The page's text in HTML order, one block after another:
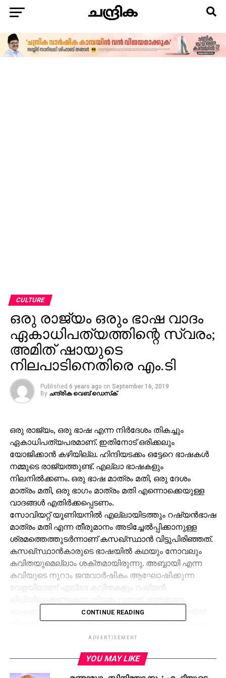
CULTURE
ഒരു രാജ്യം ഒരും ഭാഷ വാദം
ഏകാധിപത്യത്തിന്റെ സ്വരം;
അമിത് ഷായുടെ
നിലപാടിനെതിരെ എം.ടി
Published 6 years ago on September 16, 2019
By ചന്ദ്രിക വെബ് ഡെസ്‌ക്‌
ഒരു രാജ്യം, ഒരു ഭാഷ എന്ന നിർദേശം തികച്ചും
ഏകാധിപത്യപരമാണ്. ഇതിനോട് ഒരിക്കലും
യോജിക്കാൻ കഴിയില്ല. ഹിന്ദിയടക്കം ഒട്ടേറെ ഭാഷകൾ
നമ്മുടെ രാജ്യത്തുണ്ട്. എല്ലാ ഭാഷകളും
നിലനിൽക്കണം. ഒരു ഭാഷ മാത്രം മതി, ഒരു ദേശം
മാത്രം മതി, ഒരു ഭാഗം മാത്രം മതി എന്നൊക്കെയുള്ള
വാദങ്ങൾ എതിർക്കപ്പെടണം.
സോവിയറ്റ് യൂണിയനിൽ എല്ലായിടത്തും റഷ്യൻഭാഷ
മാത്രം മതി എന്ന തീരുമാനം അടിച്ചേൽപ്പിക്കാനുള്ള
ശ്രമത്തെത്തുടർന്നാണ് കസഖ്സ്ഥാൻ വിട്ടുപിരിഞ്ഞത്.
കസഖ്സ്ഥാൻകാരുടെ ഭാഷയിൽ കഥയും നോവലും
കവിതയുമെല്ലാം ശക്തമായിരുന്നു. അബ്ബായി എന്ന
കവിയുടെ നൂറാം ജന്മവാർഷികം ആഘോഷിക്കുന്ന
വേളയിലാണ് എല്ലാ കവിതകളും റഷ്യൻ
ഭാഷയെ കൊന്നുകളയുന്നതിലുള്ള പ്രതിഷേധത്തിൽ
നിന്നാണ് കസഖ്സ്ഥാന്റെ സ്വാതന്ത്ര്യ പ്രഖ്യാപനം.
ധാതുഖനന പ്രശ്നമടക്കമുള്ള കാര്യങ്ങൾ
തകർക്കാനുള്ള ശ്രമം തന്നെയായിരുന്നു. ഈ
നീക്കത്തിനു സമാനമാണ് ഇപ്പോൾ ഇവിടെയുയരുന്ന
CONTINUE READING
ADVERTISEMENT
YOU MAY LIKE